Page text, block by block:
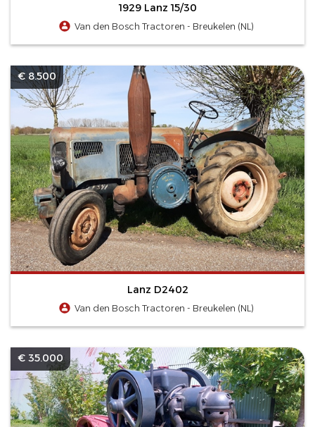
1929 Lanz 15/30
Van den Bosch Tractoren - Breukelen (NL)
€ 8.500
Lanz D2402
Van den Bosch Tractoren - Breukelen (NL)
€ 35.000